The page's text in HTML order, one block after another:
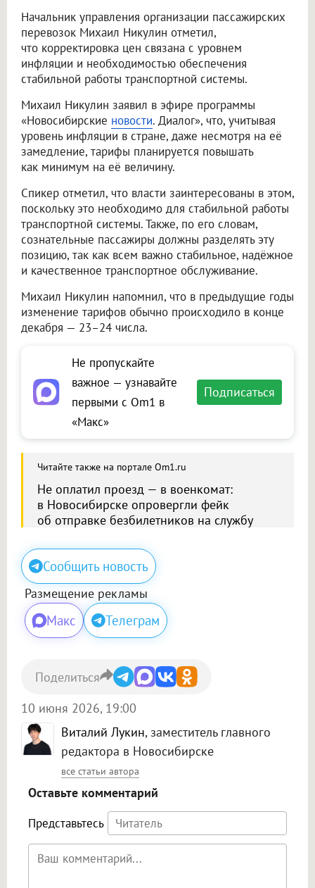
Начальник управления организации пассажирских
перевозок Михаил Никулин отметил,
что корректировка цен связана с уровнем
инфляции и необходимостью обеспечения
стабильной работы транспортной системы.
Михаил Никулин заявил в эфире программы
«Новосибирские новости. Диалог», что, учитывая
уровень инфляции в стране, даже несмотря на её
замедление, тарифы планируется повышать
как минимум на её величину.
Спикер отметил, что власти заинтересованы в этом,
поскольку это необходимо для стабильной работы
транспортной системы. Также, по его словам,
сознательные пассажиры должны разделять эту
позицию, так как всем важно стабильное, надёжное
и качественное транспортное обслуживание.
Михаил Никулин напомнил, что в предыдущие годы
изменение тарифов обычно происходило в конце
декабря — 23–24 числа.
Не пропускайте
важное — узнавайте
первыми с Om1 в
«Макс»
Подписаться
Читайте также на портале Om1.ru
Не оплатил проезд — в военкомат:
в Новосибирске опровергли фейк
об отправке безбилетников на службу
Сообщить новость
Размещение рекламы
Макс Телеграм
Виталий Лукин, заместитель главного
редактора в Новосибирске
все статьи автора
10 июня 2026, 19:00
Поделиться
Оставьте комментарий
Представьтесь